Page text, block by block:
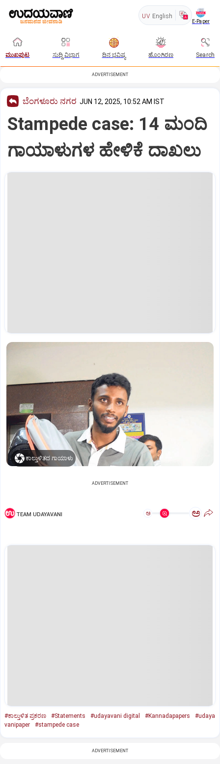
UV English
E-Paper
ಮುಖಪುಟ ಸುದ್ದಿ ವಿಭಾಗ ದಿನ ಭವಿಷ್ಯ ಹೊಂಗಿರಣ Search
ADVERTISEMENT
ಬೆಂಗಳೂರು ನಗರ JUN 12, 2025, 10:52 AM IST
Stampede case: 14 ಮಂದಿ
ಗಾಯಾಳುಗಳ ಹೇಳಿಕೆ ದಾಖಲು
ಕಾಲ್ತುಳಿತದ ಗಾಯಾಳು
ADVERTISEMENT
TEAM UDAYAVANI ಅ ಅ
#ಕಾಲ್ತುಳಿತ ಪ್ರಕರಣ #Statements #udayavani digital #Kannadapapers
#udaya
vanipaper
#stampede case
ADVERTISEMENT